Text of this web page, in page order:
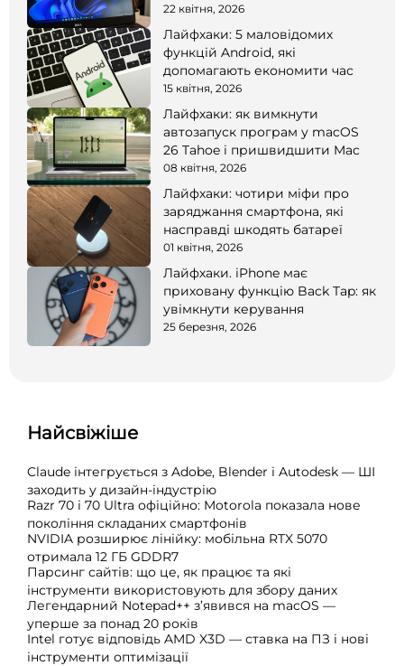
22 квітня, 2026
Лайфхаки: 5 маловідомих
функцій Android, які
допомагають економити час
15 квітня, 2026
Лайфхаки: як вимкнути
автозапуск програм у macOS
26 Tahoe і пришвидшити Mac
08 квітня, 2026
Лайфхаки: чотири міфи про
заряджання смартфона, які
насправді шкодять батареї
01 квітня, 2026
Лайфхаки. iPhone має
приховану функцію Back Tap: як
увімкнути керування
25 березня, 2026
Найсвіжіше
Claude інтегрується з Adobe, Blender і Autodesk — ШІ
заходить у дизайн-індустрію
Razr 70 і 70 Ultra офіційно: Motorola показала нове
покоління складаних смартфонів
NVIDIA розширює лінійку: мобільна RTX 5070
отримала 12 ГБ GDDR7
Парсинг сайтів: що це, як працює та які
інструменти використовують для збору даних
Легендарний Notepad++ з’явився на macOS —
уперше за понад 20 років
Intel готує відповідь AMD X3D — ставка на ПЗ і нові
інструменти оптимізації